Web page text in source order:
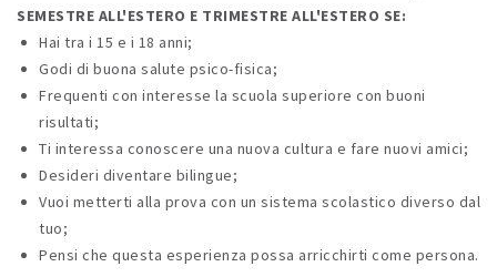
SEMESTRE ALL'ESTERO E TRIMESTRE ALL'ESTERO SE:
Hai tra i 15 e i 18 anni;
Godi di buona salute psico-fisica;
Frequenti con interesse la scuola superiore con buoni
risultati;
Ti interessa conoscere una nuova cultura e fare nuovi amici;
Desideri diventare bilingue;
Vuoi metterti alla prova con un sistema scolastico diverso dal
tuo;
Pensi che questa esperienza possa arricchirti come persona.